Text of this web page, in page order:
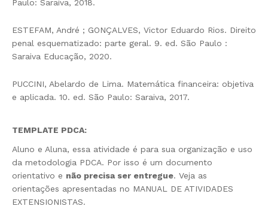
Paulo: Saraiva, 2018.
ESTEFAM, André ; GONÇALVES, Victor Eduardo Rios. Direito
penal esquematizado: parte geral. 9. ed. São Paulo :
Saraiva Educação, 2020.
PUCCINI, Abelardo de Lima. Matemática financeira: objetiva
e aplicada. 10. ed. São Paulo: Saraiva, 2017.
TEMPLATE PDCA:
Aluno e Aluna, essa atividade é para sua organização e uso
da metodologia PDCA. Por isso é um documento
orientativo e não precisa ser entregue. Veja as
orientações apresentadas no MANUAL DE ATIVIDADES
EXTENSIONISTAS.